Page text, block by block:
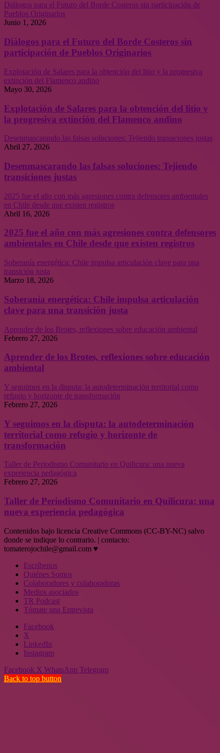
Diálogos para el Futuro del Borde Costeros sin participación de
Pueblos Originarios
Junio 1, 2026
Diálogos para el Futuro del Borde Costeros sin
participación de Pueblos Originarios
Explotación de Salares para la obtención del litio y la progresiva
extinción del Flamenco andino
Mayo 30, 2026
Explotación de Salares para la obtención del litio y
la progresiva extinción del Flamenco andino
Desenmascarando las falsas soluciones: Tejiendo transiciones justas
Abril 27, 2026
Desenmascarando las falsas soluciones: Tejiendo
transiciones justas
2025 fue el año con más agresiones contra defensores ambientales
en Chile desde que existen registros
Abril 16, 2026
2025 fue el año con más agresiones contra defensores
ambientales en Chile desde que existen registros
Soberanía energética: Chile impulsa articulación clave para una
transición justa
Marzo 18, 2026
Soberanía energética: Chile impulsa articulación
clave para una transición justa
Aprender de los Brotes, reflexiones sobre educación ambiental
Febrero 27, 2026
Aprender de los Brotes, reflexiones sobre educación
ambiental
Y seguimos en la disputa: la autodeterminación territorial como
refugio y horizonte de transformación
Febrero 27, 2026
Y seguimos en la disputa: la autodeterminación
territorial como refugio y horizonte de
transformación
Taller de Periodismo Comunitario en Quilicura: una nueva
experiencia pedagógica
Febrero 27, 2026
Taller de Periodismo Comunitario en Quilicura: una
nueva experiencia pedagógica
Contenidos bajo licencia Creative Commons (CC-BY-NC) salvo
donde se indique lo contrario. | contacto:
tomaterojochile@gmail.com ♥
Escríbenos
Quiénes Somos
Colaboradores y colaboradoras
Medios asociados
TR Podcast
Tómate una Entrevista
Facebook
X
LinkedIn
Instagram
Facebook X WhatsApp Telegram
Back to top button